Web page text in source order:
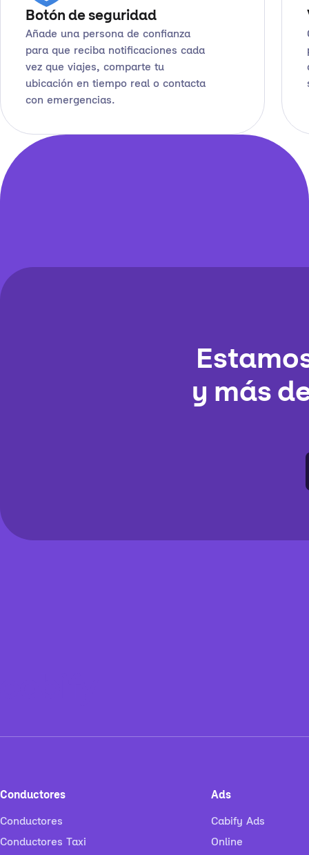
Botón de seguridad
Añade una persona de confianza
para que reciba notificaciones cada
vez que viajes, comparte tu
ubicación en tiempo real o contacta
con emergencias.
y más
Conductores
Conductores
Conductores Taxi
Ads
Cabify Ads
Online